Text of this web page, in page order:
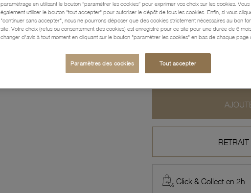
Paiement, Livraison, Retours
23,00 €
Profitez des paiements
Click & Collect en 2h
paramétrage en utilisant le bouton “paramétrer les cookies” pour exprimer vos choix sur les cookies. Vous
également utiliser le bouton "tout accepter" pour autoriser le dépôt de tous les cookies. Enfin, si vous
"continuer sans accepter", nous ne pourrons déposer que des cookies strictement nécessaires au bon
site. Votre choix (refus ou consentement des cookies) est enregistré pour ce site pour une durée de 6
changer d'avis à tout moment en cliquant sur le bouton "paramétrer les cookies" en bas de chaque page
Paramètres des cookies Tout accepter